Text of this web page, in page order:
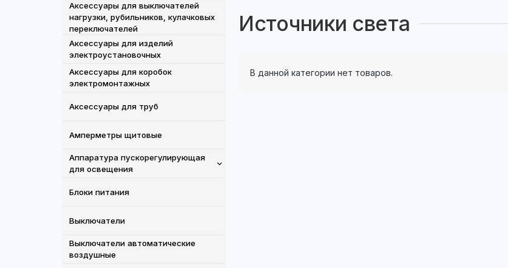
Аксессуары для выключателей
нагрузки, рубильников, кулачковых
переключателей
Аксессуары для изделий
электроустановочных
Аксессуары для коробок
электромонтажных
Аксессуары для труб
Амперметры щитовые
Аппаратура пускорегулирующая
для освещения
Блоки питания
Выключатели
Выключатели автоматические
воздушные
Источники света
В данной категории нет товаров.